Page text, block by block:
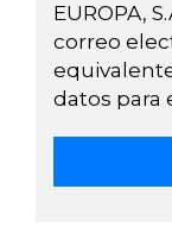
EUROPA,
correo
datos para